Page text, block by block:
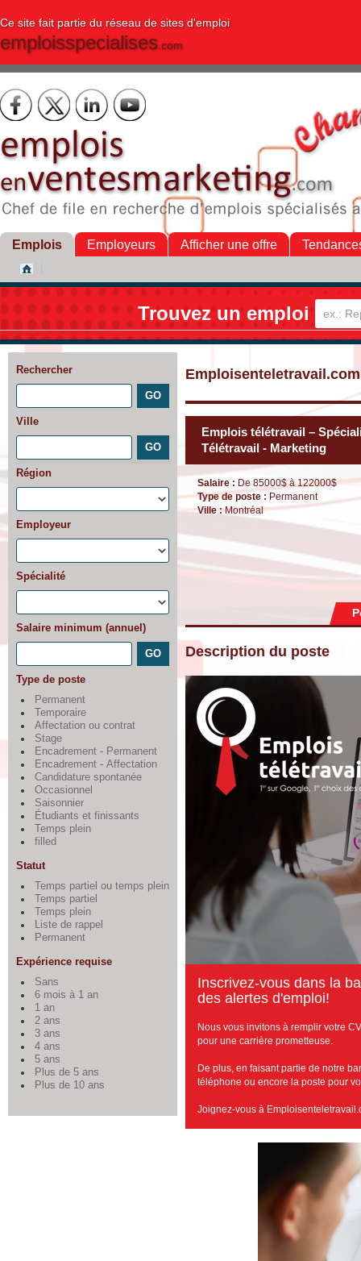
Ce site fait partie du réseau de sites d'emploi
emploisspecialises.com
Emplois Employeurs Afficher une offre
Trouvez un emploi
Rechercher
Ville
Région
Employeur
Spécialité
Salaire minimum (annuel)
Type de poste
Permanent
Temporaire
Affectation ou contrat
Stage
Encadrement - Permanent
Encadrement - Affectation
Candidature spontanée
Occasionnel
Saisonnier
Étudiants et finissants
Temps plein
filled
Statut
Temps partiel ou temps plein
Temps partiel
Temps plein
Liste de rappel
Permanent
Expérience requise
Sans
6 mois à 1 an
1 an
2 ans
3 ans
4 ans
5 ans
Plus de 5 ans
Plus de 10 ans
Emplois télétravail –
Télétravail - Marketing
Salaire : De 85000$ à 122000$
Type de poste : Permanent
Ville :Montréal
Description du poste
Inscrivez-vous dans la
des alertes d'emploi!
Nous vous invitons à remplir votre
pour une carrière prometteuse.
De plus, en faisant partie de notre
téléphone ou encore la poste pour
Joignez-vous à